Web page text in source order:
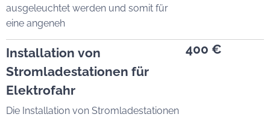
ausgeleuchtet werden und somit für
eine angeneh
Installation von
Stromladestationen für
Elektrofahr
Die Installation von Stromladestationen
400 €